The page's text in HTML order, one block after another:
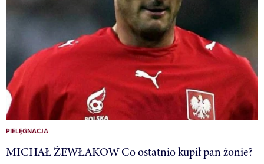
PIELĘGNACJA
MICHAŁ ŻEWŁAKOW Co ostatnio kupił pan żonie?